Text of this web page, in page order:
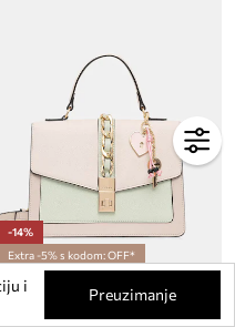
-14%
Extra -5% s kodom: OFF*
i
Preuzimanje